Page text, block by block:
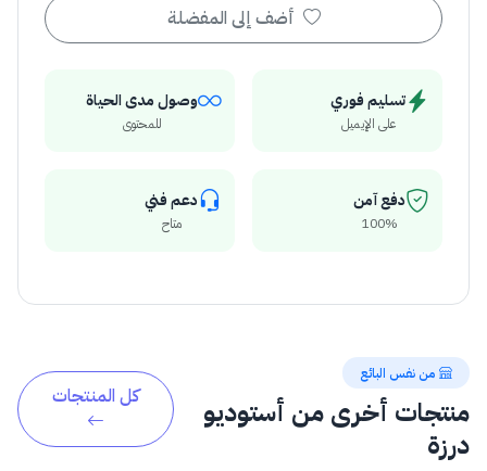
أضف إلى المفضلة
تسليم فوري
على الإيميل
وصول مدى الحياة
للمحتوى
دفع آمن
100%
دعم فني
متاح
من نفس البائع
منتجات أخرى من أستوديو
درزة
كل المنتجات